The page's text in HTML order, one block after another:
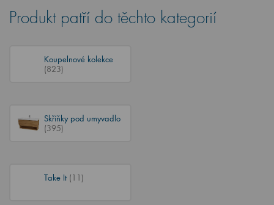
Produkt patří do těchto kategorií
Koupelnové kolekce
(823)
Skříňky pod umyvadlo
(395)
Take It (11)